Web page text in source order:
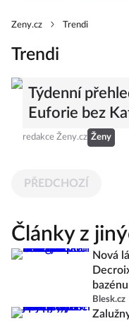
Zeny.cz Trendi
Trendi
Týdenní
Euforie bez
redakce Ženy.cz Ženy
PŘEDCHOZÍ
Články z
Nová
Blesk.cz